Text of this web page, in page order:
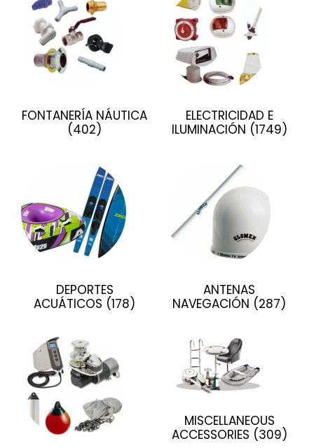
FONTANERÍA NÁUTICA
(402)
ELECTRICIDAD E
ILUMINACIÓN (1749)
DEPORTES
ACUÁTICOS (178)
ANTENAS
NAVEGACIÓN (287)
MISCELLANEOUS
ACCESSORIES (309)